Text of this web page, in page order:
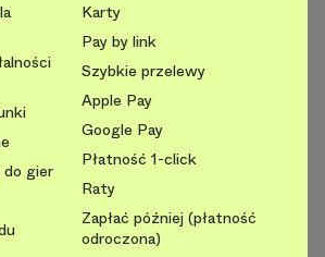
do gier
Karty
Pay by link
Szybkie przelewy
Apple Pay
Google Pay
Płatność 1-click
Raty
Zapłać później (płatność
odroczona)